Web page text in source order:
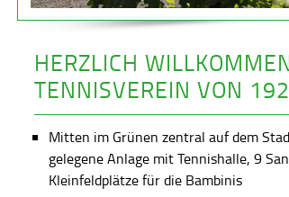
HERZLICH
TENNISVEREIN VON
Mitten im Grünen zentral auf dem
gelegene Anlage mit Tennishalle, 9
Kleinfeldplätze für die Bambinis